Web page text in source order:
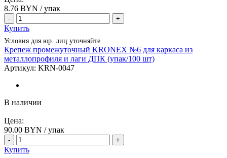
8.76 BYN / упак
- +
Купить
Условия для юр. лиц уточняйте
Крепеж промежуточный KRONEX №6 для каркаса из
металлопрофиля и лаги ДПК (упак/100 шт)
Артикул: KRN-0047
В наличии
Цена:
90.00 BYN / упак
- +
Купить